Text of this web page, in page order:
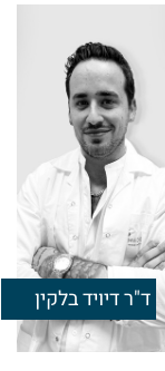
ד"ר דיויד בלקין